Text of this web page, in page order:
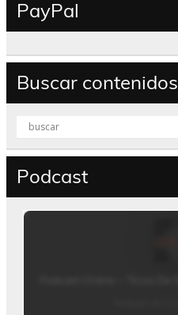
PayPal
Buscar contenidos
Podcast